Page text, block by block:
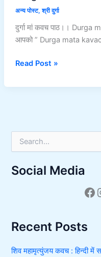
अन्य पोस्ट,श्री दुर्गा
दुर्गा मां कवच पाठ।।
आपको ” Durga mata
Read Post »
e
r
r
:
Social Media
Recent Posts
शिव महामृत्युंजय कवच : हिन्दी में